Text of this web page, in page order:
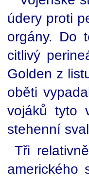
údery proti
orgány. Do
citlivý
Golden z
oběti
vojáků tyto
stehenní
Tři
amerického